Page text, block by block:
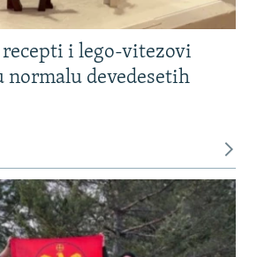
i lego-vitezovi
normalu devedesetih